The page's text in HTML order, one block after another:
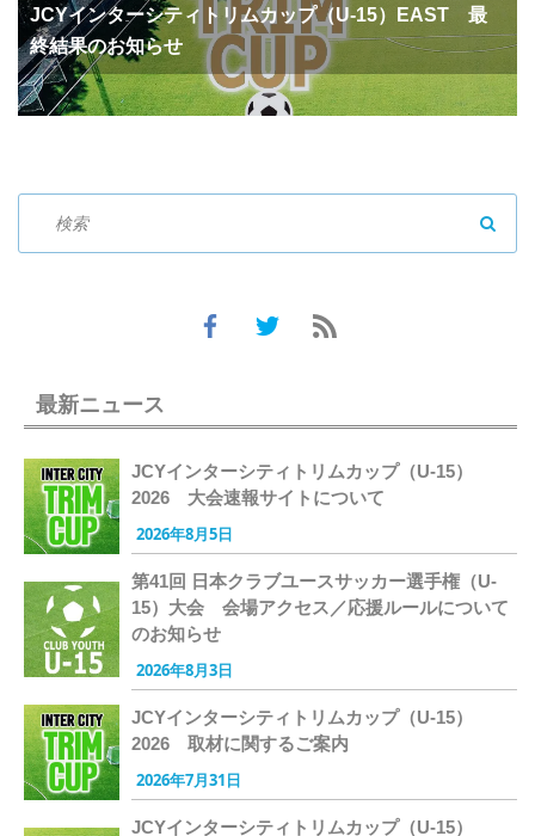
JCYインターシティトリムカップ（U-15）EAST 最
終結果のお知らせ
最新ニュース
JCYインターシティトリムカップ（U-15）
2026 大会速報サイトについて
2026年8月5日
第41回 日本クラブユースサッカー選手権（U-
15）大会 会場アクセス／応援ルールについて
のお知らせ
2026年8月3日
JCYインターシティトリムカップ（U-15）
2026 取材に関するご案内
2026年7月31日
JCYインターシティトリムカップ（U-15）